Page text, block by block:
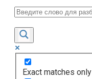
Exact matches only